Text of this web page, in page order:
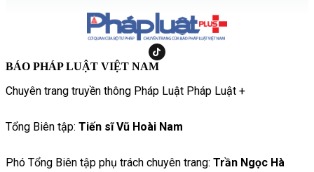
BÁO PHÁP LUẬT VIỆT NAM
Chuyên trang truyền thông Pháp Luật Pháp Luật +
Tổng Biên tập: Tiến sĩ Vũ Hoài Nam
Phó Tổng Biên tập phụ trách chuyên trang: Trần Ngọc Hà